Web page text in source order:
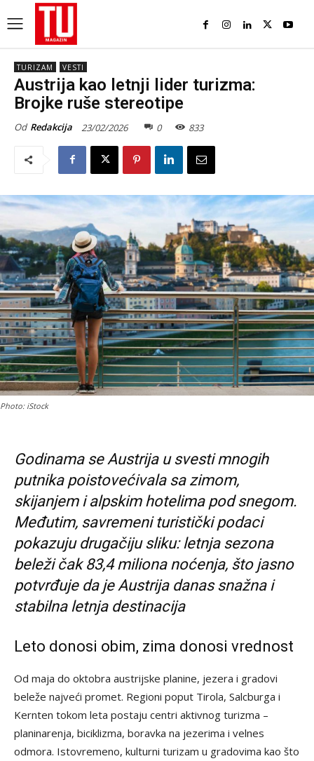
TURIZAM VESTI
Austrija kao letnji lider turizma:
Brojke ruše stereotipe
Od Redakcija 23/02/2026 0 833
Photo: iStock
Godinama se Austrija u svesti mnogih
putnika poistovećivala sa zimom,
skijanjem i alpskim hotelima pod snegom.
Međutim, savremeni turistički podaci
pokazuju drugačiju sliku: letnja sezona
beleži čak 83,4 miliona noćenja, što jasno
potvrđuje da je Austrija danas snažna i
stabilna letnja destinacija
Leto donosi obim, zima donosi vrednost
Od maja do oktobra austrijske planine, jezera i gradovi
beleže najveći promet. Regioni poput Tirola, Salcburga i
Kernten tokom leta postaju centri aktivnog turizma –
planinarenja, biciklizma, boravka na jezerima i velnes
odmora. Istovremeno, kulturni turizam u gradovima kao što